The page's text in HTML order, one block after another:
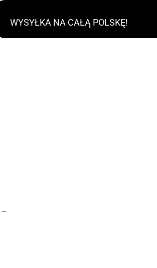
WYSYŁKA NA CAŁĄ POLSKĘ!